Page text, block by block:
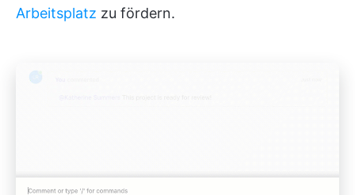
Arbeitsplatz zu fördern.